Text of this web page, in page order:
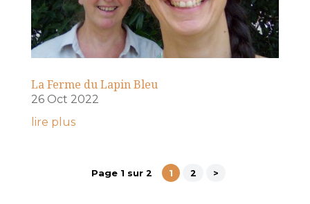
La Ferme du Lapin Bleu
26 Oct 2022
lire plus
Page 1 sur 2 1 2 >